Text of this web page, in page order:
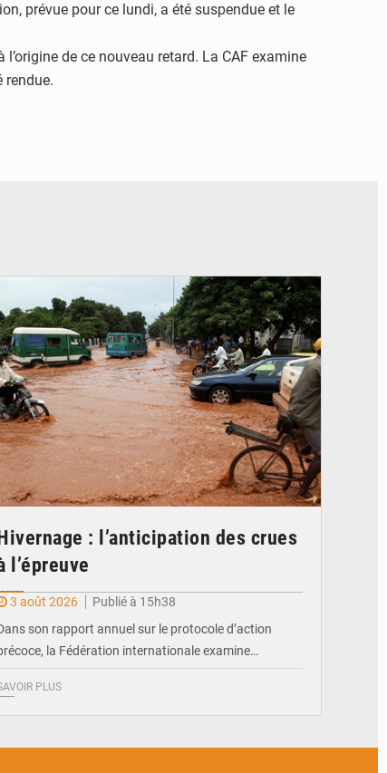
prévue pour ce lundi, a été suspendue et le
de ce nouveau retard. La CAF examine
rendue.
: l’anticipation des crues
l’épreuve
3 août 2026
Publié à 15h38
son rapport annuel sur le protocole d’action
la Fédération internationale examine…
PLUS